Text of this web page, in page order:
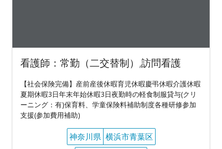
看護師：常勤（二交替制）,訪問看護
【社会保険完備】産前産後休暇育児休暇慶弔休暇介護休暇
夏期休暇3日年末年始休暇3日夜勤時の軽食制服貸与(クリ
ーニング：有)保育料、学童保険料補助制度各種研修参加
支援(参加費用補助)
神奈川県 横浜市青葉区